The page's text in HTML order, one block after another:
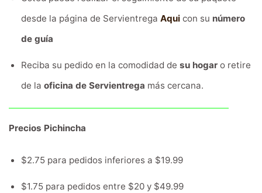
desde la página de Servientrega Aquicon su número
de guía
Reciba su pedido en la comodidad de su hogaro retire
de la oficina de Servientrega más cercana.
Precios Pichincha
$2.75 para pedidos inferiores a $19.99
$1.75 para pedidos entre $20 y $49.99